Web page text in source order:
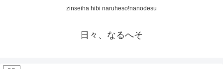
zinseiha hibi naruheso!nanodesu
日々、なるへそ